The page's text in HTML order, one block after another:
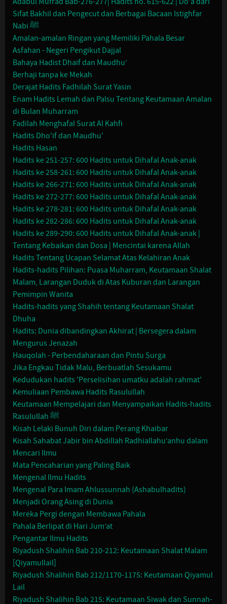
Sifat Bakhil dan Pengecut dan Berbagai Bacaan Istighfar
Nabi ﷺ
Amalan-amalan Ringan yang Memiliki Pahala Besar
Asfahan - Negeri Pengikut Dajjal
Bahaya Hadist Dhaif dan Maudhu’
Berhaji tanpa ke Mekah
Derajat Hadits Fadhilah Surat Yasin
Enam Hadits Lemah dan Palsu Tentang Keutamaan Amalan
di Bulan Muharram
Fadilah Menghafal Surat Al Kahfi
Hadits Dho'if dan Maudhu'
Hadits Hasan
Hadits ke 251-257: 600 Hadits untuk Dihafal Anak-anak
Hadits ke 258-261: 600 Hadits untuk Dihafal Anak-anak
Hadits ke 266-271: 600 Hadits untuk Dihafal Anak-anak
Hadits ke 272-277: 600 Hadits untuk Dihafal Anak-anak
Hadits ke 278-281: 600 Hadits untuk Dihafal Anak-anak
Hadits ke 282-286: 600 Hadits untuk Dihafal Anak-anak
Hadits ke 289-290: 600 Hadits untuk Dihafal Anak-anak |
Tentang Kebaikan dan Dosa | Mencintai karena Allah
Hadits Tentang Ucapan Selamat Atas Kelahiran Anak
Hadits-hadits Pilihan: Puasa Muharram, Keutamaan Shalat
Malam, Larangan Duduk di Atas Kuburan dan Larangan
Pemimpin Wanita
Hadits-hadits yang Shahih tentang Keutamaan Shalat
Dhuha
Hadits: Dunia dibandingkan Akhirat | Bersegera dalam
Mengurus Jenazah
Hauqolah - Perbendaharaan dan Pintu Surga
Jika Engkau Tidak Malu, Berbuatlah Sesukamu
Kedudukan hadits 'Perselisihan umatku adalah rahmat'
Kemuliaan Pembawa Hadits Rasulullah
Keutamaan Mempelajari dan Menyampaikan Hadits-hadits
Rasulullah ﷺ
Kisah Lelaki Bunuh Diri dalam Perang Khaibar
Kisah Sahabat Jabir bin Abdillah Radhiallahu‘anhu dalam
Mencari Ilmu
Mata Pencaharian yang Paling Baik
Mengenal Ilmu Hadits
Mengenal Para Imam Ahlussunnah (Ashabulhadits)
Menjadi Orang Asing di Dunia
Mereka Pergi dengan Membawa Pahala
Pahala Berlipat di Hari Jum’at
Pengantar Ilmu Hadits
Riyadush Shalihin Bab 210-212: Keutamaan Shalat Malam
[Qiyamullail]
Riyadush Shalihin Bab 212/1170-1175: Keutamaan Qiyamul
Lail
Riyadush Shalihin Bab 215: Keutamaan Siwak dan Sunnah-